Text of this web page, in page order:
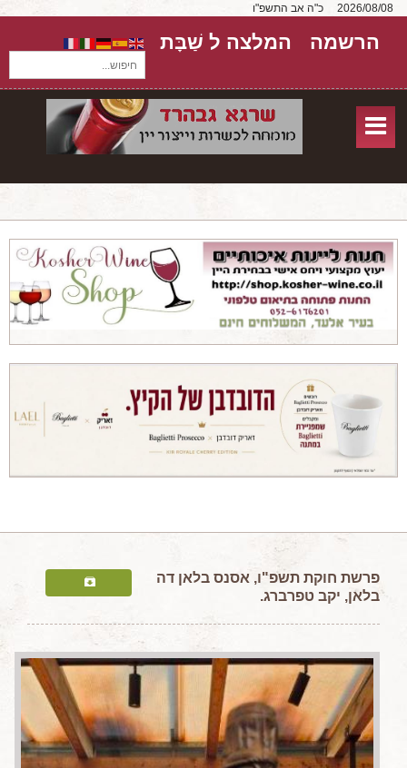
כ"ה אב התשפ"ו
חיפוש...
הרשמה המלצה ל שַׁבָּת
אודות
שירותים
יקבים
מאמרים
טורים על יקבים
מאמרים מקצועיים
מאמרים הלכתיים
המלצות יין לְ שַׁבָּת
חדשות ועדכונים
צור קשר
פרשת חוקת תשפ"ו, אסנס בלאן דה
בלאן, יקב טפרברג.